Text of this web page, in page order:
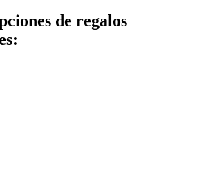
de regalos